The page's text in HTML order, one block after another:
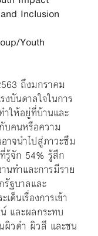
Inclusion
Youth
ถึงมกราคม
บันดาลใจในการ
ให้อยู่ที่บ้านและ
บคนหรือความ
าจนำไปสู่ภาวะซึม
รู้จัก 54% รู้สึก
นทำและการมีราย
ฐบาลและ
นเรื่องการเข้า
และผลกระทบ
ผิวดำ ผิวสี และชน